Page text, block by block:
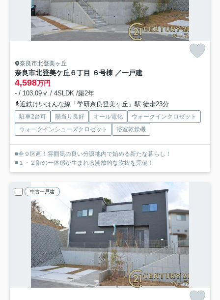
奈良市北登美ヶ丘
奈良市北登美ケ丘６丁目 ６号棟 ／一戸建
4,598万円
- / 103.09㎡ / 4SLDK /築2年
近鉄けいはんな線「学研奈良登美ヶ丘」駅 徒歩23分
駐車2台可 陽当り良好 オール電化
ウォークインクロゼット
ウォークインシューズクロゼット
浴室乾燥機
■全９区画！雰囲気の良い分譲地内で始める新たな暮らし！
■１・２階の一体感が生まれる開放的な吹抜を完備！
中古一戸建